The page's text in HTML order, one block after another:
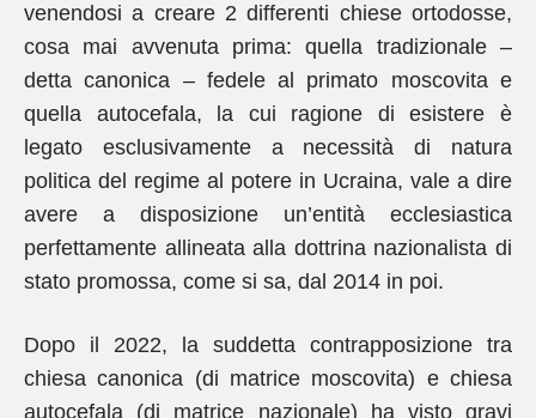
venendosi a creare 2 differenti chiese ortodosse,
cosa mai avvenuta prima: quella tradizionale –
detta canonica – fedele al primato moscovita e
quella autocefala, la cui ragione di esistere è
legato esclusivamente a necessità di natura
politica del regime al potere in Ucraina, vale a dire
avere a disposizione un’entità ecclesiastica
perfettamente allineata alla dottrina nazionalista di
stato promossa, come si sa, dal 2014 in poi.
Dopo il 2022, la suddetta contrapposizione tra
chiesa canonica (di matrice moscovita) e chiesa
autocefala (di matrice nazionale) ha visto gravi